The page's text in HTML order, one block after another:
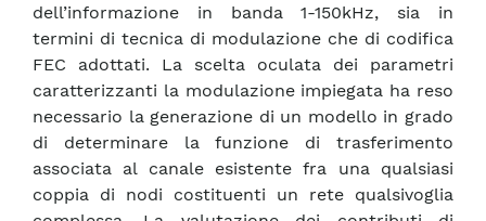
dell’informazione in banda 1-150kHz, sia in
termini di tecnica di modulazione che di codifica
FEC adottati. La scelta oculata dei parametri
caratterizzanti la modulazione impiegata ha reso
necessario la generazione di un modello in grado
di determinare la funzione di trasferimento
associata al canale esistente fra una qualsiasi
coppia di nodi costituenti un rete qualsivoglia